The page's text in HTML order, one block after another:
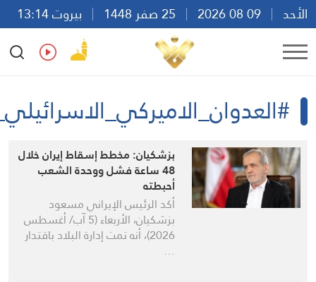
25 صفر 1448
بيروت 13:14
Fr Es
بزشكيان: مخطط إسقاط إيران خلال
48 ساعة فشل ووحدة الشعب
أحبطته
أكد الرئيس الإيراني مسعود
بزشكيان، الأربعاء (5 آب/ أغسطس
2026)، أنه تمت إدارة البلاد باقتدار